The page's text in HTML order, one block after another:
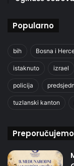
Popularno
bih Bosna i
istaknuto izrael
policija
tuzlanski kanton
Preporučujemo